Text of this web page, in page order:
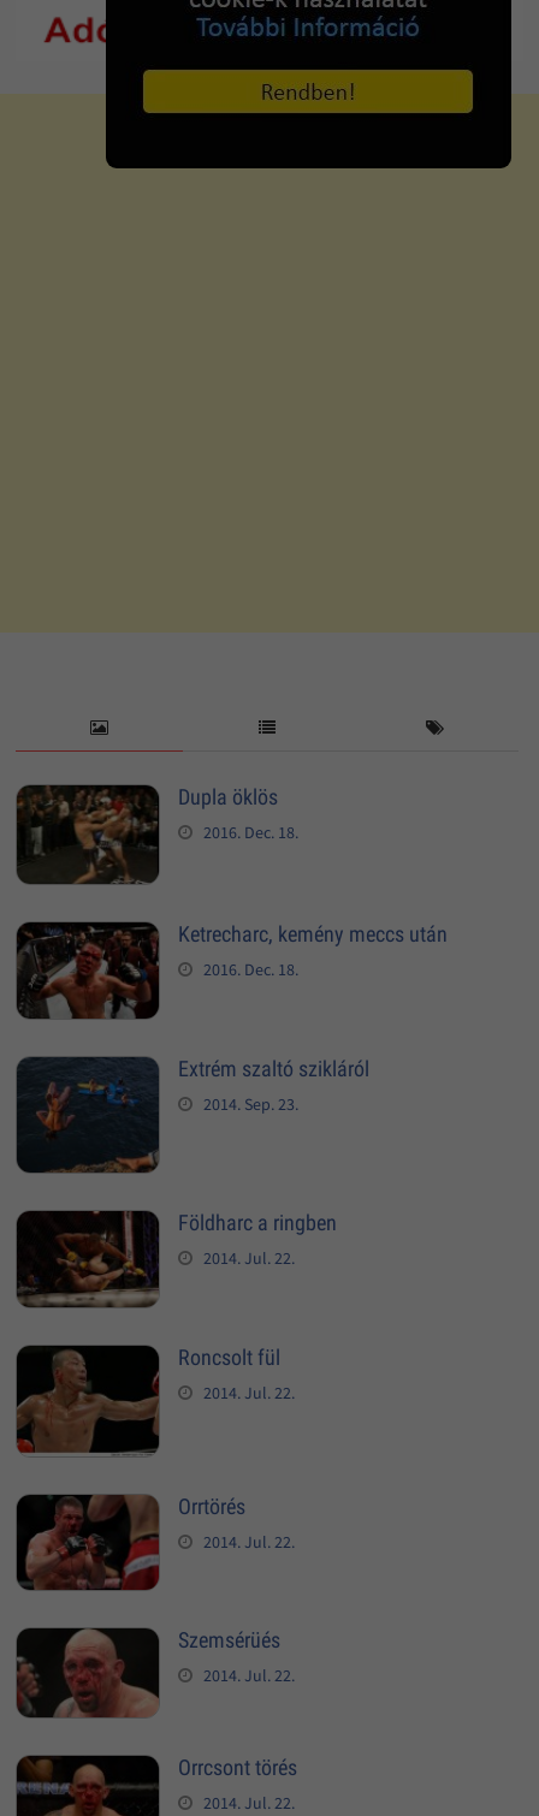
Dupla öklös
2016. Dec. 18.
Ketrecharc, kemény meccs után
2016. Dec. 18.
Extrém szaltó szikláról
2014. Sep. 23.
Földharc a ringben
2014. Jul. 22.
Roncsolt fül
2014. Jul. 22.
Orrtörés
2014. Jul. 22.
Szemsérüés
2014. Jul. 22.
Orrcsont törés
2014. Jul. 22.